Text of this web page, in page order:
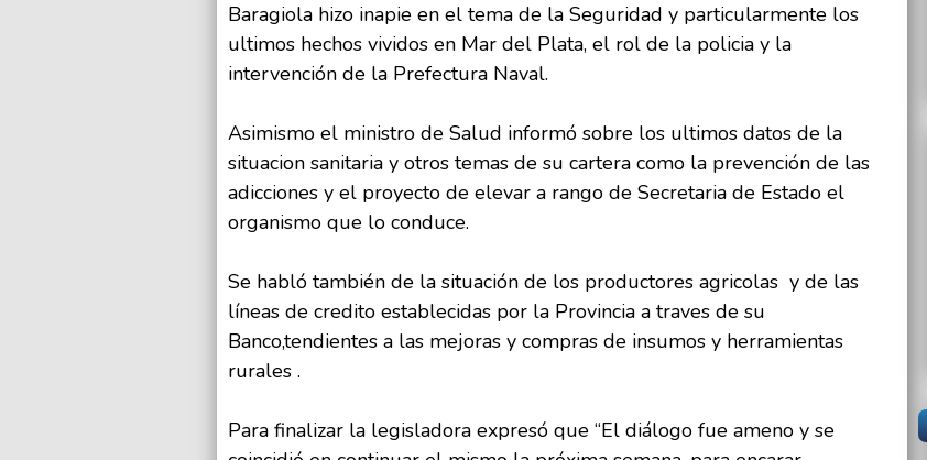
Baragiola hizo inapie en el tema de la Seguridad y particularmente los
ultimos hechos vividos en Mar del Plata, el rol de la policia y la
intervención de la Prefectura Naval.
Asimismo el ministro de Salud informó sobre los ultimos datos de la
situacion sanitaria y otros temas de su cartera como la prevención de las
adicciones y el proyecto de elevar a rango de Secretaria de Estado el
organismo que lo conduce.
Se habló también de la situación de los productores agricolas y de las
líneas de credito establecidas por la Provincia a traves de su
Banco,tendientes a las mejoras y compras de insumos y herramientas
rurales .
Para finalizar la legisladora expresó que “El diálogo fue ameno y se